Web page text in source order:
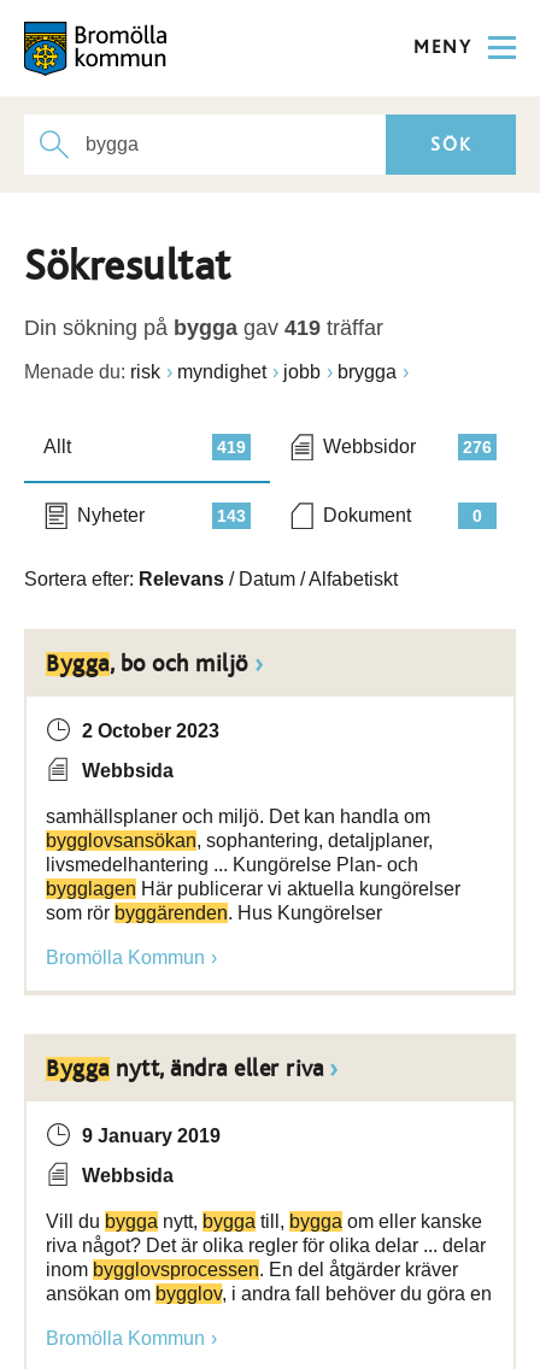
MENY
Sökresultat
Din sökning på bygga gav 419 träffar
Menade du: risk myndighet jobb brygga
419
Allt 276
Webbsidor
143
Nyheter 0
Dokument
Sortera efter: Relevans / Datum /Alfabetiskt
Bygga, bo och miljö
2 October 2023
Webbsida
samhällsplaner och miljö. Det kan handla om
bygglovsansökan, sophantering, detaljplaner,
livsmedelhantering ... Kungörelse Plan- och
bygglagen Här publicerar vi aktuella kungörelser
som rör byggärenden. Hus Kungörelser
Bromölla Kommun
Bygganytt, ändra eller riva
9 January 2019
Webbsida
Vill du bygga nytt, bygga till, bygga om eller kanske
riva något? Det är olika regler för olika delar ... delar
inom bygglovsprocessen. En del åtgärder kräver
ansökan om bygglov, i andra fall behöver du göra en
Bromölla Kommun